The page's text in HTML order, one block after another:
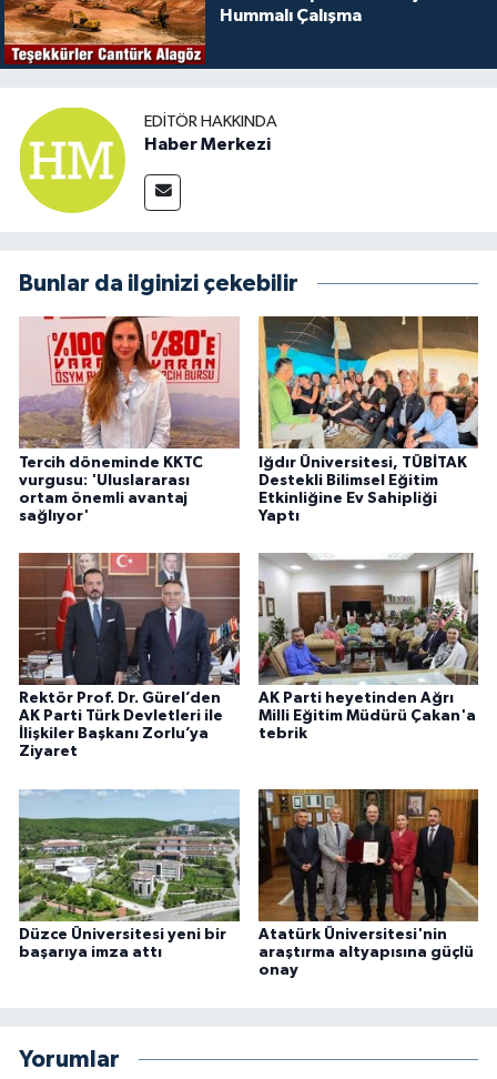
Hummalı Çalışma
EDITÖR HAKKINDA
Haber Merkezi
Bunlar da ilginizi çekebilir
Tercih döneminde KKTC
vurgusu: 'Uluslararası
ortam önemli avantaj
sağlıyor'
Iğdır Üniversitesi, TÜBİTAK
Destekli Bilimsel Eğitim
Etkinliğine Ev Sahipliği
Yaptı
Rektör Prof. Dr. Gürel’den
AK Parti Türk Devletleri ile
İlişkiler Başkanı Zorlu’ya
Ziyaret
AK Parti heyetinden Ağrı
Milli Eğitim Müdürü Çakan'a
tebrik
Düzce Üniversitesi yeni bir
başarıya imza attı
Atatürk Üniversitesi'nin
araştırma altyapısına güçlü
onay
Yorumlar